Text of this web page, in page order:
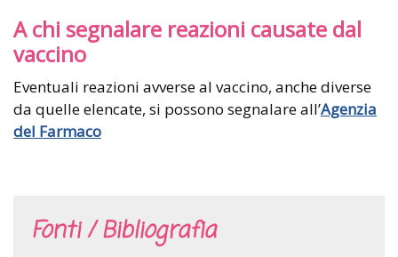
A chi segnalare reazioni causate dal
vaccino
Eventuali reazioni avverse al vaccino, anche diverse
da quelle elencate, si possono segnalare all’Agenzia
del Farmaco
Fonti / Bibliografia